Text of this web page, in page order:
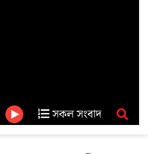
সকল সংবাদ